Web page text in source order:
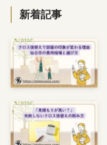
新着記事